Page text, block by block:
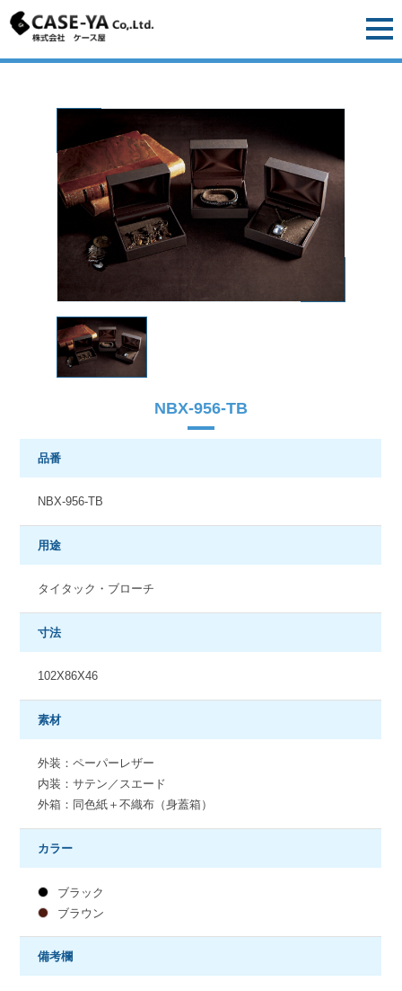
NBX-956-TB
品番
NBX-956-TB
用途
タイタック・ブローチ
寸法
102X86X46
素材
外装：ペーパーレザー
内装：サテン／スエード
外箱：同色紙＋不織布（身蓋箱）
カラー
ブラック
ブラウン
備考欄